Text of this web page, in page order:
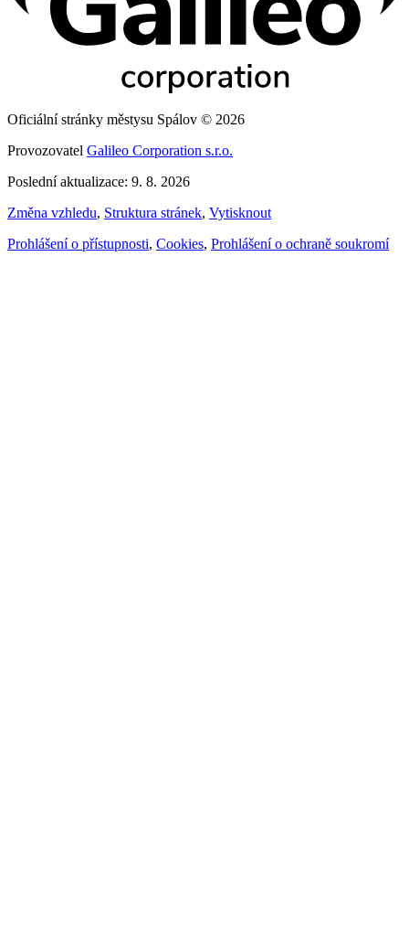
Oficiální stránky městysu Spálov © 2026
Provozovatel Galileo Corporation s.r.o.
Poslední aktualizace: 9. 8. 2026
Změna vzhledu, Struktura stránek, Vytisknout
Prohlášení o přístupnosti, Cookies, Prohlášení o ochraně soukromí